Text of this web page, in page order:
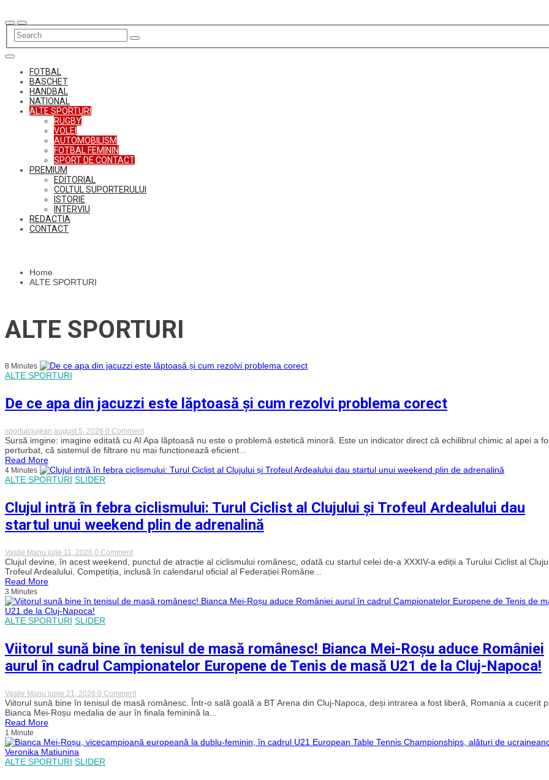
to
content
FOTBAL
BASCHET
HANDBAL
NATIONAL
ALTE SPORTURI
RUGBY
VOLEI
AUTOMOBILISM
FOTBAL FEMININ
SPORT DE CONTACT
PREMIUM
EDITORIAL
COLTUL SUPORTERULUI
ISTORIE
INTERVIU
REDACTIA
CONTACT
Home
ALTE SPORTURI
ALTE SPORTURI
8 Minutes
ALTE SPORTURI
De ce apa din jacuzzi este lăptoasă și cum rezolvi problema corect
sportulclujean august 5, 2026 0 Commenton
De
ce
apa
jacuzzi
cum
rezolvi
problema
corect
Sursă imgine: imagine editată cu AI Apa lăptoasă nu este o problemă estetică minoră. Este un indicator direct că echilibrul chimic al apei a
perturbat, că sistemul de filtrare nu mai funcționează eficient...
Read More
4 Minutes
ALTE SPORTURI SLIDER
Clujul intră în febra ciclismului: Turul Ciclist al Clujului și Trofeul Ardealului dau
startul unui weekend plin de adrenalină
Vasile Manu iulie 11, 2026 0 Commenton
Clujul
intră
în
Turul
Trofeul
Ardealului
dau
startul
weekend
plin
de
adrenalină
Clujul devine, în acest weekend, punctul de atracție al ciclismului românesc, odată cu startul celei de-a XXXIV-a ediții a Turului Ciclist al
Trofeul Ardealului. Competiția, inclusă în calendarul oficial al Federației Române...
Read More
3 Minutes
ALTE SPORTURI SLIDER
Viitorul sună bine în tenisul de masă românesc! Bianca Mei-Roșu aduce României
aurul în cadrul Campionatelor Europene de Tenis de masă U21 de la Cluj-Napoca!
Vasile Manu iunie 21, 2026 0 Commenton
Viitorul
sună
bine
de
Viitorul sună bine în tenisul de masă românesc. Într-o sală goală a BT Arena din Cluj-Napoca, deși intrarea a fost liberă, Romania a cucerit
Bianca Mei-Roșu medalia de aur în finala feminină la...
Read More
1 Minute
ALTE SPORTURI SLIDER